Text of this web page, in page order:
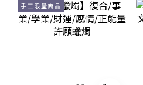
手工限量商品